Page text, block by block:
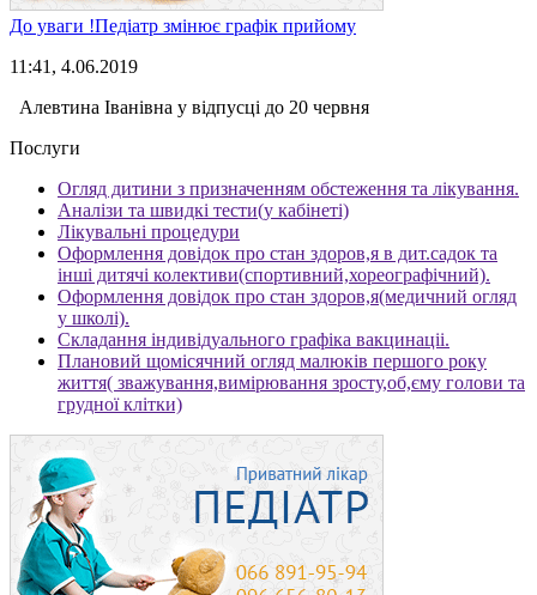
До уваги !Педіатр змінює графік прийому
11:41, 4.06.2019
Алевтина Іванівна у відпусці до 20 червня
Послуги
Огляд дитини з призначенням обстеження та лікування.
Аналізи та швидкі тести(у кабінеті)
Лікувальні процедури
Оформлення довідок про стан здоров,я в дит.садок та
інші дитячі колективи(спортивний,хореографічний).
Оформлення довідок про стан здоров,я(медичний огляд
у школі).
Складання індивідуального графіка вакцинаціі.
Плановий щомісячний огляд малюків першого року
життя( зважування,вимірювання зросту,об,єму голови та
грудної клітки)